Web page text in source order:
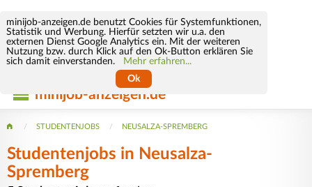
minijob-anzeigen.de benutzt Cookies für Systemfunktionen,
Statistik und Werbung. Hierfür setzten wir u.a. den
externen Dienst Google Analytics ein. Mit der weiteren
Nutzung bzw. durch Klick auf den Ok-Button erklären Sie
sich damit einverstanden.
Mehr erfahren...
Ok
minijob-anzeigen.de
STUDENTENJOBS NEUSALZA-SPREMBERG
Studentenjobs in Neusalza-
Spremberg